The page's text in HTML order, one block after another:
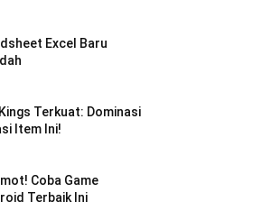
Excel Baru
Terkuat: Dominasi
Item Ini!
Coba Game
Terbaik Ini